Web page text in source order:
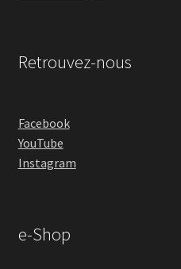
Retrouvez-nous
Facebook
YouTube
Instagram
e-Shop